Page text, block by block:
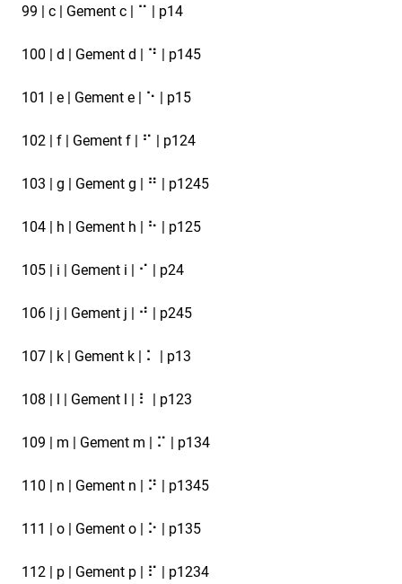
99 | c | Gement c | ⠉ | p14
100 | d | Gement d | ⠙ | p145
101 | e | Gement e | ⠑ | p15
102 | f | Gement f | ⠋ | p124
103 | g | Gement g | ⠛ | p1245
104 | h | Gement h | ⠓ | p125
105 | i | Gement i | ⠊ | p24
106 | j | Gement j | ⠚ | p245
107 | k | Gement k | ⠅ | p13
108 | l | Gement l | ⠇ | p123
109 | m | Gement m | ⠍ | p134
110 | n | Gement n | ⠝ | p1345
111 | o | Gement o | ⠕ | p135
112 | p | Gement p | ⠏ | p1234